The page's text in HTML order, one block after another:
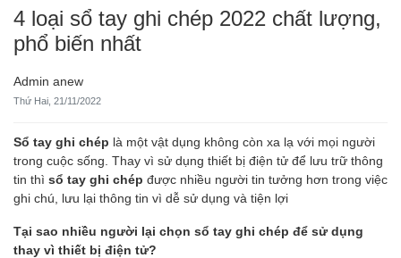
4 loại sổ tay ghi chép 2022 chất lượng,
phổ biến nhất
Admin anew
Thứ Hai, 21/11/2022
Sổ tay ghi chép là một vật dụng không còn xa lạ với mọi người
trong cuộc sống. Thay vì sử dụng thiết bị điện tử để lưu trữ thông
tin thì sổ tay ghi chép được nhiều người tin tưởng hơn trong việc
ghi chú, lưu lại thông tin vì dễ sử dụng và tiện lợi
Tại sao nhiều người lại chọn sổ tay ghi chép để sử dụng
thay vì thiết bị điện tử?